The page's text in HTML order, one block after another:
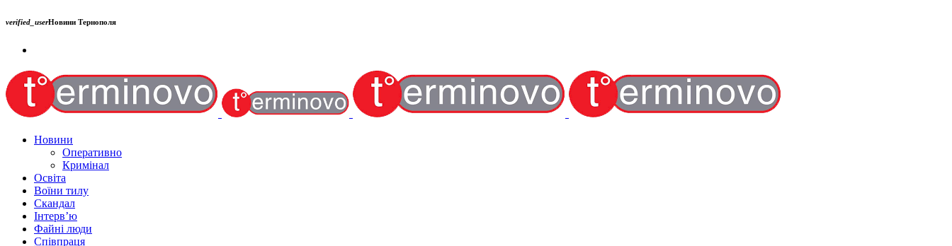
verified_userНовини Тернополя
Новини
Оперативно
Кримінал
Освіта
Воїни тилу
Скандал
Інтерв’ю
Файні люди
Співпраця